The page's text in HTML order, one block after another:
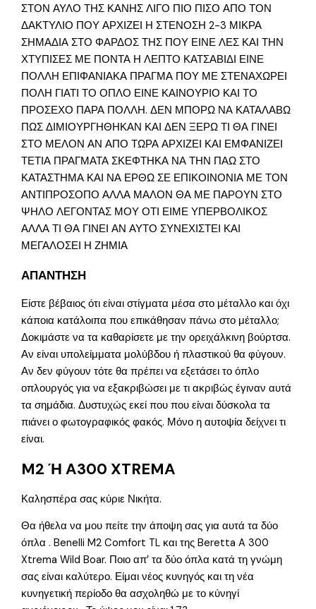
ΣΤΟΝ ΑΥΛΟ ΤΗΣ ΚΑΝΗΣ ΛΙΓΟ ΠΙΟ ΠΙΣΟ ΑΠΟ ΤΟΝ
ΔΑΚΤΥΛΙΟ ΠΟΥ ΑΡΧΙΖΕΙ Η ΣΤΕΝΟΣΗ 2-3 ΜΙΚΡΑ
ΣΗΜΑΔΙΑ ΣΤΟ ΦΑΡΔΟΣ ΤΗΣ ΠΟΥ ΕΙΝΕ ΛΕΣ ΚΑΙ ΤΗΝ
ΧΤΥΠΙΣΕΣ ΜΕ ΠΟΝΤΑ Η ΛΕΠΤΟ ΚΑΤΣΑΒΙΔΙ ΕΙΝΕ
ΠΟΛΛΗ ΕΠΙΦΑΝΙΑΚΑ ΠΡΑΓΜΑ ΠΟΥ ΜΕ ΣΤΕΝΑΧΩΡΕΙ
ΠΟΛΗ ΓΙΑΤΙ ΤΟ ΟΠΛΟ ΕΙΝΕ ΚΑΙΝΟΥΡΙΟ ΚΑΙ ΤΟ
ΠΡΟΣΕΧΟ ΠΑΡΑ ΠΟΛΛΗ. ΔΕΝ ΜΠΟΡΩ ΝΑ ΚΑΤΑΛΑΒΩ
ΠΩΣ ΔΙΜΙΟΥΡΓΗΘΗΚΑΝ ΚΑΙ ΔΕΝ ΞΕΡΩ ΤΙ ΘΑ ΓΙΝΕΙ
ΣΤΟ ΜΕΛΟΝ ΑΝ ΑΠΟ ΤΩΡΑ ΑΡΧΙΖΕΙ ΚΑΙ ΕΜΦΑΝΙΖΕΙ
ΤΕΤΙΑ ΠΡΑΓΜΑΤΑ ΣΚΕΦΤΗΚΑ ΝΑ ΤΗΝ ΠΑΩ ΣΤΟ
ΚΑΤΑΣΤΗΜΑ ΚΑΙ ΝΑ ΕΡΘΩ ΣΕ ΕΠΙΚΟΙΝΟΝΙΑ ΜΕ ΤΟΝ
ΑΝΤΙΠΡΟΣΟΠΟ ΑΛΛΑ ΜΑΛΟΝ ΘΑ ΜΕ ΠΑΡΟΥΝ ΣΤΟ
ΨΗΛΟ ΛΕΓΟΝΤΑΣ ΜΟΥ ΟΤΙ ΕΙΜΕ ΥΠΕΡΒΟΛΙΚΟΣ
ΑΛΛΑ ΤΙ ΘΑ ΓΙΝΕΙ ΑΝ ΑΥΤΟ ΣΥΝΕΧΙΣΤΕΙ ΚΑΙ
ΜΕΓΑΛΟΣΕΙ Η ΖΗΜΙΑ
ΑΠΑΝΤΗΣΗ
Είστε βέβαιος ότι είναι στίγματα μέσα στο μέταλλο και όχι
κάποια κατάλοιπα που επικάθησαν πάνω στο μέταλλο;
Δοκιμάστε να τα καθαρίσετε με την ορειχάλκινη βούρτσα.
Αν είναι υπολείμματα μολύβδου ή πλαστικού θα φύγουν.
Αν δεν φύγουν τότε θα πρέπει να εξετάσει το όπλο
οπλουργός για να εξακριβώσει με τι ακριβώς έγιναν αυτά
τα σημάδια. Δυστυχώς εκεί που που είναι δύσκολα τα
πιάνει ο φωτογραφικός φακός. Μόνο η αυτοψία δείχνει τι
είναι.
M2 Ή A300 XTREMA
Καλησπέρα σας κύριε Νικήτα.
Θα ήθελα να μου πείτε την άποψη σας για αυτά τα δύο
όπλα . Benelli M2 Comfort TL και της Beretta A 300
Xtrema Wild Boar. Ποιο απ’ τα δύο όπλα κατά τη γνώμη
σας είναι καλύτερο. Είμαι νέος κυνηγός και τη νέα
κυνηγετική περίοδο θα ασχοληθώ με το κύνηγί